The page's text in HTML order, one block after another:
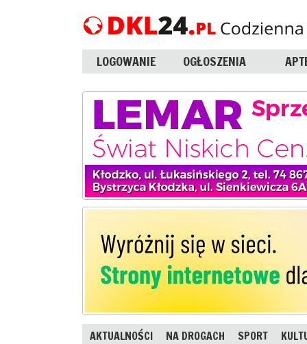
LOGOWANIE OGŁOSZENIA
AKTUALNOŚCI NA DROGACH SPORT